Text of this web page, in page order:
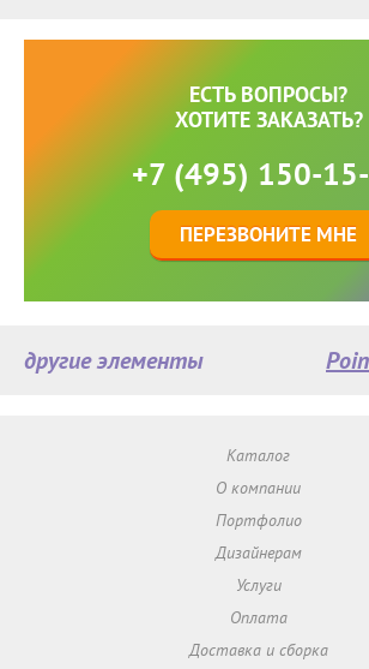
ЕСТЬ ВОПРОСЫ?
ХОТИТЕ ЗАКАЗАТЬ?
+7 (495) 150-
ПЕРЕЗВОНИТЕ МНЕ
другие элементы
Каталог
О компании
Портфолио
Дизайнерам
Услуги
Оплата
Доставка и сборка